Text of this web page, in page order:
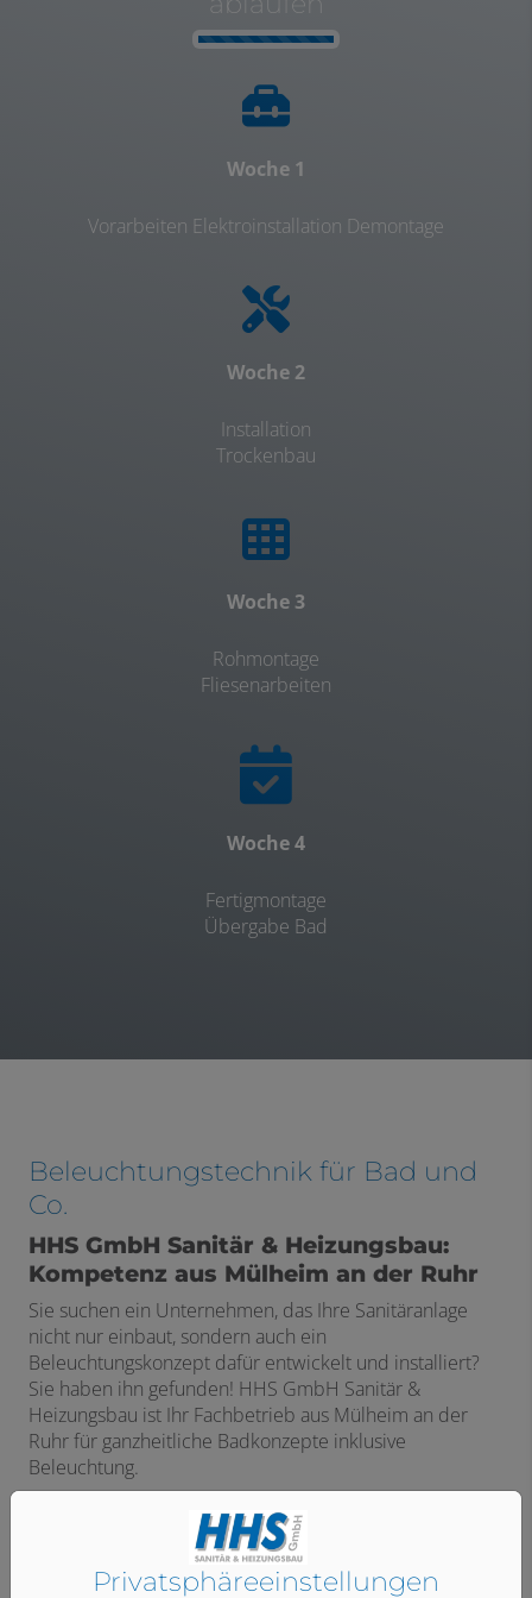
Woche 1
Vorarbeiten Elektroinstallation Demontage
Woche 2
Installation
Trockenbau
Woche 3
Rohmontage
Fliesenarbeiten
Woche 4
Fertigmontage
Übergabe Bad
Beleuchtungstechnik für Bad und
Co.
HHS GmbH Sanitär & Heizungsbau:
Kompetenz aus Mülheim an der Ruhr
Sie suchen ein Unternehmen, das Ihre Sanitäranlage
nicht nur einbaut, sondern auch ein
Beleuchtungskonzept dafür entwickelt und installiert?
Sie haben ihn gefunden! HHS GmbH Sanitär &
Heizungsbau ist Ihr Fachbetrieb aus Mülheim an der
Ruhr für ganzheitliche Badkonzepte inklusive
Beleuchtung.
Alles aus einer Hand
Die menschliche Netzhaut hat ungefähr 120 Millionen
lichtempfindliche Zellen, die Lichtreflexe an das Gehirn
Privatsphäre­einstellungen